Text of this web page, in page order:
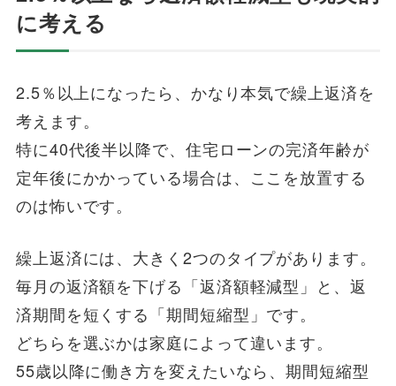
に考える
2.5％以上になったら、かなり本気で繰上返済を
考えます。
特に40代後半以降で、住宅ローンの完済年齢が
定年後にかかっている場合は、ここを放置する
のは怖いです。
繰上返済には、大きく2つのタイプがあります。
毎月の返済額を下げる「返済額軽減型」と、返
済期間を短くする「期間短縮型」です。
どちらを選ぶかは家庭によって違います。
55歳以降に働き方を変えたいなら、期間短縮型